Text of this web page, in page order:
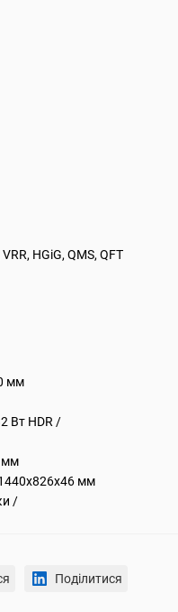
HGiG, QMS, QFT
мм
Вт HDR /
мм
мм
/
Поділитися